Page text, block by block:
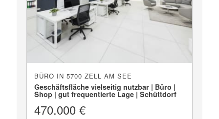
BÜRO IN 5700 ZELL AM SEE
Geschäftsfläche vielseitig nutzbar | Büro |
Shop | gut frequentierte Lage | Schüttdorf
470.000 €